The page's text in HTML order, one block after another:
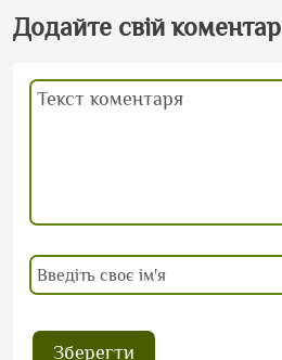
Додайте свій коментар